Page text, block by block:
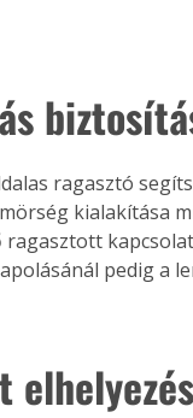
ragasztó
kialakítása
kapcsolat
pedig a